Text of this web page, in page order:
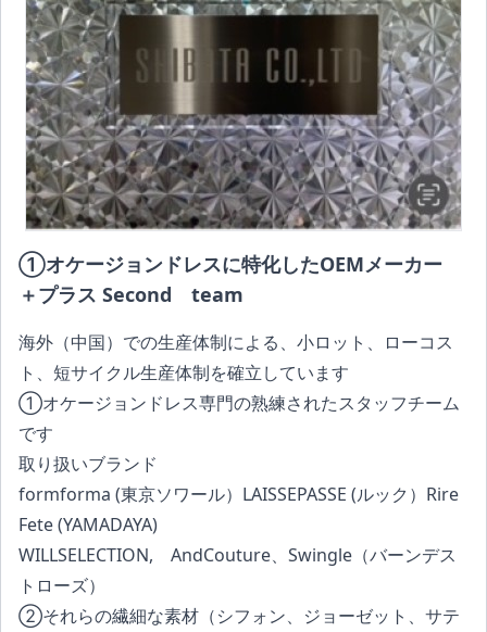
①オケージョンドレスに特化したOEMメーカー
＋プラス Second team
海外（中国）での生産体制による、小ロット、ローコス
ト、短サイクル生産体制を確立しています
①オケージョンドレス専門の熟練されたスタッフチーム
です
取り扱いブランド
formforma (東京ソワール）LAISSEPASSE (ルック）Rire
Fete (YAMADAYA)
WILLSELECTION, AndCouture、Swingle（バーンデス
トローズ）
②それらの繊細な素材（シフォン、ジョーゼット、サテ